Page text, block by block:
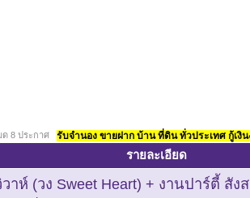
ด 8 ประกาศ รับจำนอง ขายฝาก บ้าน ที่ดิน ทั่วประเทศ กู้เงิ
รายละเอียด
าห์ (วง Sweet Heart) + งานปาร์ตี้ สัง